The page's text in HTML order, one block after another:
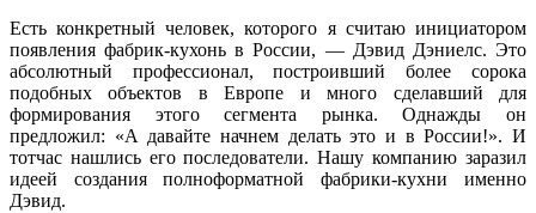
Есть конкретный человек, которого я считаю инициатором
появления фабрик-кухонь в России, — Дэвид Дэниелс. Это
абсолютный профессионал, построивший более сорока
подобных объектов в Европе и много сделавший для
формирования этого сегмента рынка. Однажды он
предложил: «А давайте начнем делать это и в России!». И
тотчас нашлись его последователи. Нашу компанию заразил
идеей создания полноформатной фабрики-кухни именно
Дэвид.